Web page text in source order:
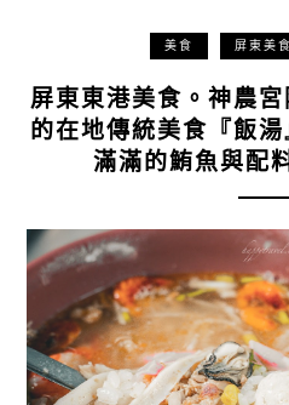
美食 屏東美食
屏東東港美食。神農
的在地傳統美食『飯
滿滿的鮪魚與配